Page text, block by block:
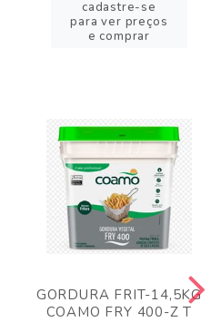
cadastre-se
para ver preços
e comprar
GORDURA FRIT-14,5KG
COAMO FRY 400-Z T